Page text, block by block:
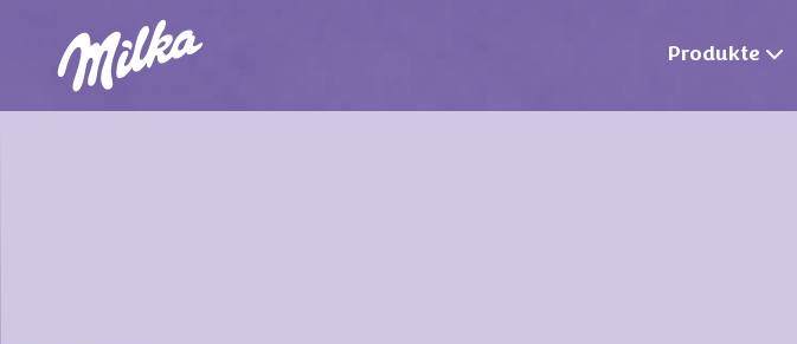
Produkte